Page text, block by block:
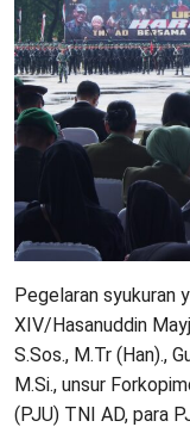
Pegelaran syukuran
XIV/Hasanuddin
S.Sos., M.Tr (Han).,
M.Si., unsur
(PJU) TNI AD, para